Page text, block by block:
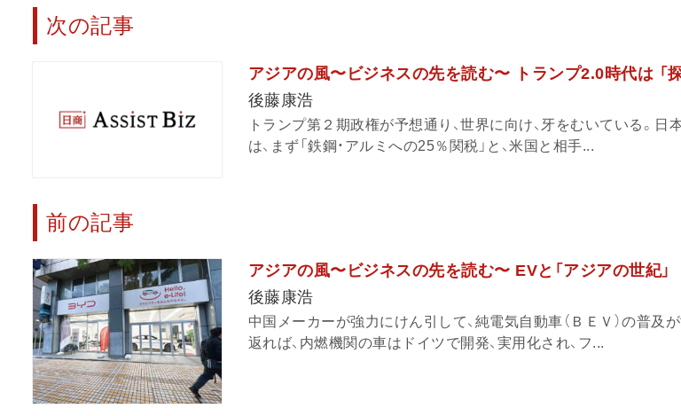
次の記事
アジアの風〜ビジネスの先を読む〜 トランプ2.0時代は 「
後藤康浩
トランプ第２期政権が予想通り、世界に向け、牙をむいている。
は、まず「鉄鋼・アルミへの25％関税」と、米国と相手...
前の記事
アジアの風〜ビジネスの先を読む〜 EVと「アジアの世紀」
後藤康浩
中国メーカーが強力にけん引して、純電気自動車（ＢＥＶ）の普及
返れば、内燃機関の車はドイツで開発、実用化され、フ...